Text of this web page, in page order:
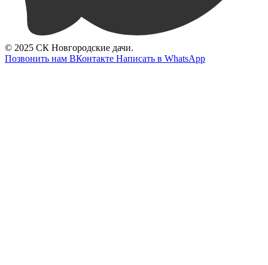
© 2025 СК Новгородские дачи.
Позвонить нам ВКонтакте Написать в WhatsApp